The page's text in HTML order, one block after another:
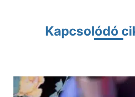
Kapcsolódó